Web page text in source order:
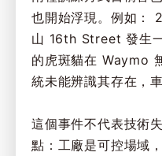
也開始浮現。例如：
山 16th Street 發生
的虎斑貓在 Waymo
統未能辨識其存在，
這個事件不代表技術
點：工廠是可控場域